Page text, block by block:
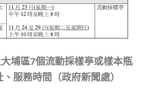
埔區7個流動採樣亭或樣本瓶
服務時間（政府新聞處）